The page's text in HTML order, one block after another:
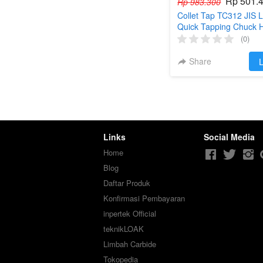
Collet Tap TC312 JIS
Quick Tapping Chuck
(0)
Share `
Links
Home
Blog
Daftar Produk
Konfirmasi Pembayaran
inpertek Official
teknikLOAK
Limbah Carbide
Tokopedia
Social Media